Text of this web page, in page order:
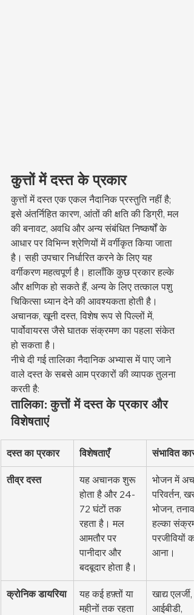
कुत्तों में दस्त के प्रकार
कुत्तों में दस्त एक एकल नैदानिक प्रस्तुति नहीं है;
इसे अंतर्निहित कारण, आंतों की क्षति की डिग्री, मल
की बनावट, अवधि और अन्य संबंधित निष्कर्षों के
आधार पर विभिन्न श्रेणियों में वर्गीकृत किया जाता
है। सही उपचार निर्धारित करने के लिए यह
वर्गीकरण महत्वपूर्ण है। हालाँकि कुछ प्रकार हल्के
और क्षणिक हो सकते हैं, अन्य के लिए तत्काल पशु
चिकित्सा ध्यान देने की आवश्यकता होती है।
अचानक, खूनी दस्त, विशेष रूप से पिल्लों में,
पार्वोवायरस जैसे घातक संक्रमण का पहला संकेत
हो सकता है।
नीचे दी गई तालिका नैदानिक अभ्यास में पाए जाने
वाले दस्त के सबसे आम प्रकारों की व्यापक तुलना
करती है:
तालिका: कुत्तों में दस्त के प्रकार और
विशेषताएं
दस्त का प्रकार विशेषताएँ संभावित
तीव्र दस्त
यह अचानक शुरू
होता है और 24-
72 घंटों तक
रहता है। मल
आमतौर पर
पानीदार और
बदबूदार होता है।
भोजन में
परिवर्तन,
भोजन, तनाव,
हल्का
परजीवियों का
आना।
क्रोनिक डायरिया
यह कई हफ़्तों या
महीनों तक रहता
खाद्य एलर्जी,
आईबीडी,